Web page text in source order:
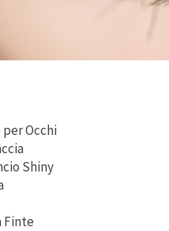
Occhi
Shiny
Finte